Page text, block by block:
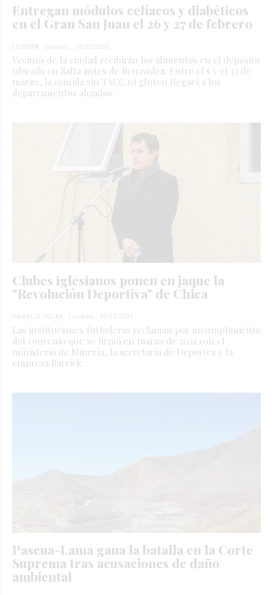
Entregan módulos celíacos y diabéticos
en el Gran San Juan el 26 y 27 de febrero
LU SORIA Locales 25/02/2025
Vecinos de la ciudad recibirán los alimentos en el depósito
ubicado en Salta antes de Benavídez. Entre el 5 y el 13 de
marzo, la comida sin TACC ni gluten llegará a los
departamentos alejados.
Clubes iglesianos ponen en jaque la
"Revolución Deportiva" de Chica
DANIEL G. SOLAR Locales 30/12/2021
Las instituciones futboleras reclaman por incumplimiento
del convenio que se firmó en marzo de 2021 con el
ministerio de Minería, la secretaría de Deportes y la
empresa Barrick.
Pascua-Lama gana la batalla en la Corte
Suprema tras acusaciones de daño
ambiental